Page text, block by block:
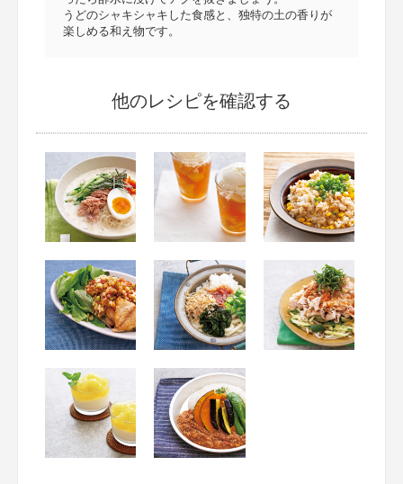
うどのシャキシャキした食感と、独特の土の香りが
楽しめる和え物です。
他のレシピを確認する